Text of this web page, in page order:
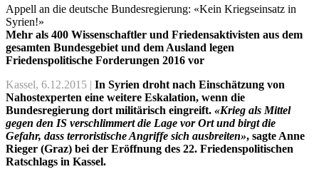
Appell an die deutsche Bundesregierung: «Kein Kriegseinsatz in
Syrien!»
Mehr als 400 Wissenschaftler und Friedensaktivisten aus dem
gesamten Bundesgebiet und dem Ausland legen
Friedenspolitische Forderungen 2016 vor
Kassel, 6.12.2015 | In Syrien droht nach Einschätzung von
Nahostexperten eine weitere Eskalation, wenn die
Bundesregierung dort militärisch eingreift. «Krieg als Mittel
gegen den IS verschlimmert die Lage vor Ort und birgt die
Gefahr, dass terroristische Angriffe sich ausbreiten», sagte Anne
Rieger (Graz) bei der Eröffnung des 22. Friedenspolitischen
Ratschlags in Kassel.